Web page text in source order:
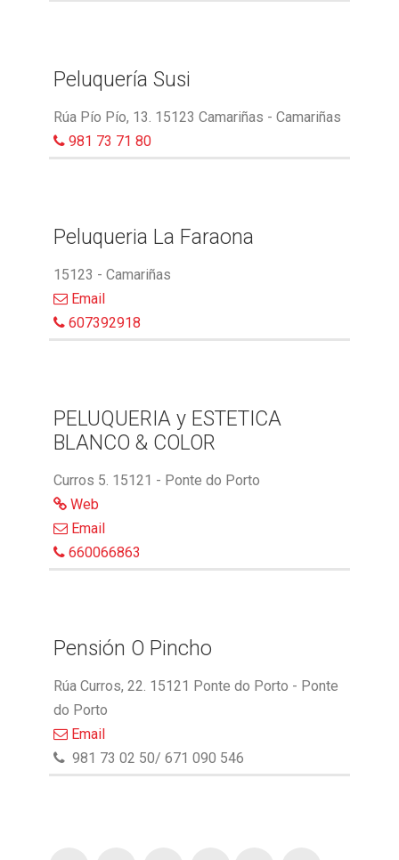
Peluquería Susi
Rúa Pío Pío, 13. 15123 Camariñas - Camariñas
981 73 71 80
Peluqueria La Faraona
15123 - Camariñas
Email
607392918
PELUQUERIA y ESTETICA
BLANCO & COLOR
Curros 5. 15121 - Ponte do Porto
Web
Email
660066863
Pensión O Pincho
Rúa Curros, 22. 15121 Ponte do Porto - Ponte
do Porto
Email
981 73 02 50/ 671 090 546